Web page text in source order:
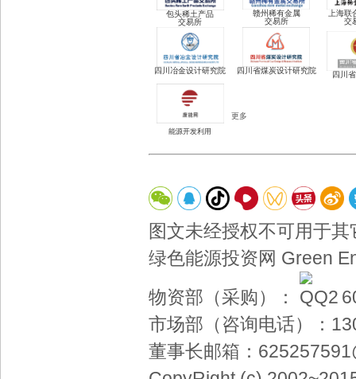
包头稀土产品
交易所
赣州稀有金属
交易所
上海
交
四川冶金设计研究院 四川省煤炭设计研究院 四川
能源开发利用
更多
图文未经授权不可用于
绿色能源投资网 Green
物资部（采购）：
市场部（咨询电话）：
董事长邮箱：